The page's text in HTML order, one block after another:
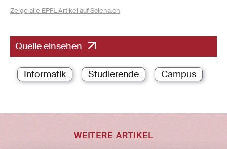
Zeige alle EPFL Artikel auf Sciena.ch
Quelle einsehen
Informatik Studierende Campus
WEITERE ARTIKEL